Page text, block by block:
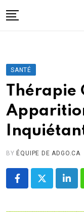
to
Santé
Énergie
Robots
Tech.
Militaire
Sciences
Culture
SANTÉ
Thérapie
BYÉQUIPE DE ADGO.CA